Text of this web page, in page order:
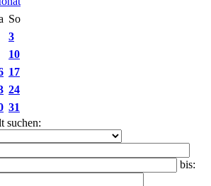
So
3
10
17
24
31
suchen:
bis: